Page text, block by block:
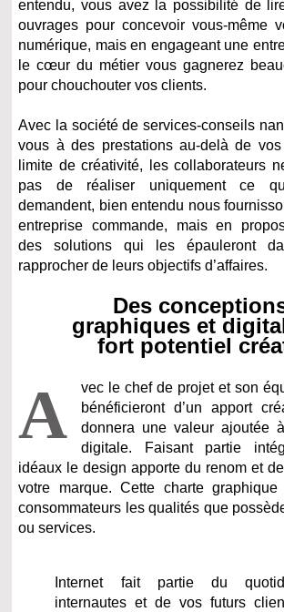
entendu, vous avez la possibilité de
ouvrages pour concevoir vous-même
numérique, mais en engageant une
le cœur du métier vous gagnerez
pour chouchouter vos clients.
Avec la société de services-conseils
vous à des prestations au-delà de vos
limite de créativité, les collaborateurs
pas de réaliser uniquement ce
demandent, bien entendu nous
entreprise commande, mais en
des solutions qui les épauleront
rapprocher de leurs objectifs d’affaires.
Des
graphiques et
fort potentiel
A
vec le chef de projet et son
bénéficieront d’un apport
donnera une valeur ajoutée
digitale. Faisant partie
idéaux le design apporte du renom et
votre marque. Cette charte
consommateurs les qualités que
ou services.
Internet fait partie du
internautes et de vos futurs